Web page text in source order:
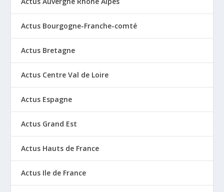
Actus Bourgogne-Franche-comté
Actus Bretagne
Actus Centre Val de Loire
Actus Espagne
Actus Grand Est
Actus Hauts de France
Actus Ile de France